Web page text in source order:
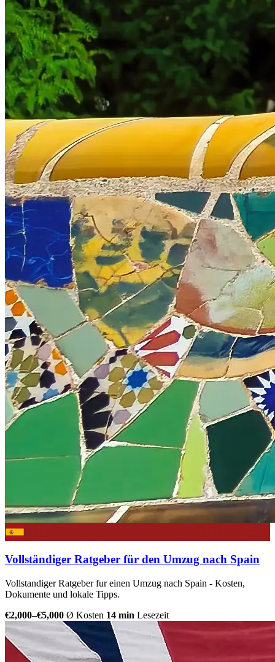
Vollständiger Ratgeber für den Umzug nach Spain
Vollstandiger Ratgeber fur einen Umzug nach Spain - Kosten,
Dokumente und lokale Tipps.
€2,000–€5,000 Ø Kosten 14 min Lesezeit